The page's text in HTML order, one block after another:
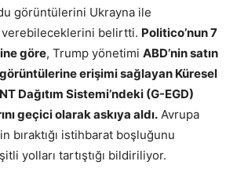
görüntülerini Ukrayna ile
verebileceklerini belirtti. Politico’nun 7
göre, Trump yönetimi ABD’nin satın
erişimi sağlayan Küresel
Dağıtım Sistemi’ndeki (G-EGD)
geçici olarak askıya aldı. Avrupa
bıraktığı istihbarat boşluğunu
yolları tartıştığı bildiriliyor.